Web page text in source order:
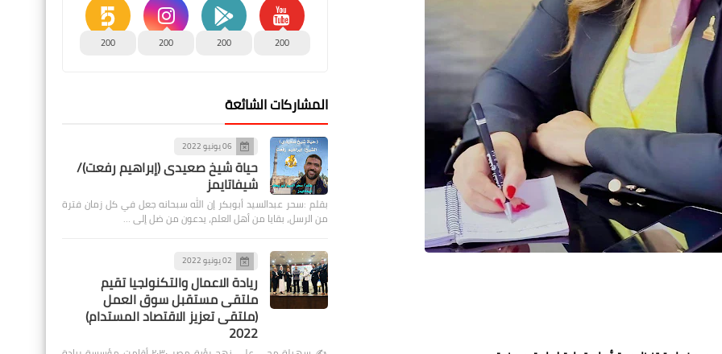
200
200
200
200
المشاركات الشائعة
06 يونيو 2022
حياة شيخ صعيدى (إبراهيم رفعت)/
شيفاتايمز
بقلم :سحر عبدالسيد أبوبكر إن الله سبحانه جعل في كل زمان فترة
من الرسل، بقايا من أهل العلم، يدعون من ضل إلى …
02 يونيو 2022
ريادة الاعمال والتكنولجيا تقيم
ملتقى مستقبل سوق العمل
(ملتقى تعزيز الاقتصاد المستدام)
2022